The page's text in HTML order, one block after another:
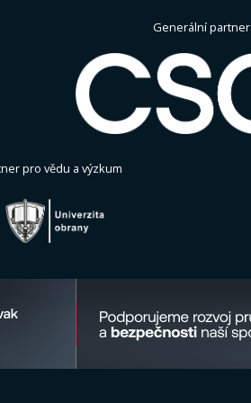
Generální partner
pro vědu a výzkum